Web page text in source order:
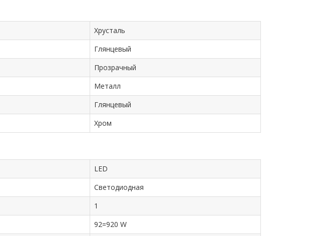
Хрусталь
Глянцевый
Прозрачный
Металл
Глянцевый
Хром
LED
Cветодиодная
1
92=920 W